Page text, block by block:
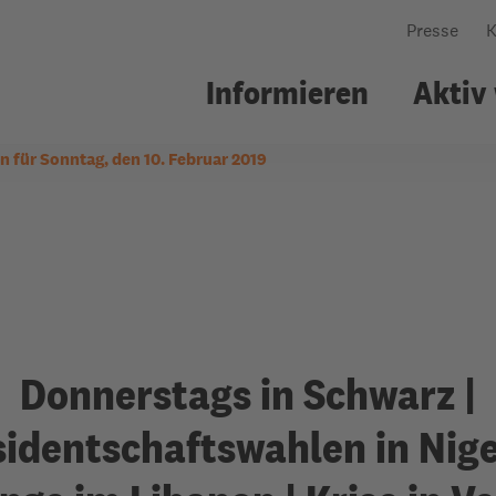
Presse
Informieren
Netzwerke
Jahresbericht
Aktiv
Fürbitten
Evangelische
für Sonntag, den 10. Februar 2019
Donnerstags in Schwarz |
in